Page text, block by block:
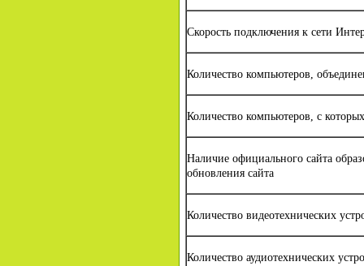
Скорость подключения к сети
Количество компьютеров,
Количество компьютеров, с
Наличие официального сайта
обновления сайта
Количество видеотехнических
Количество аудиотехнических